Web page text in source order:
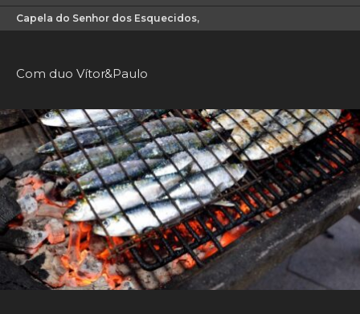
Capela do Senhor dos Esquecidos,
Com duo Vítor&Paulo